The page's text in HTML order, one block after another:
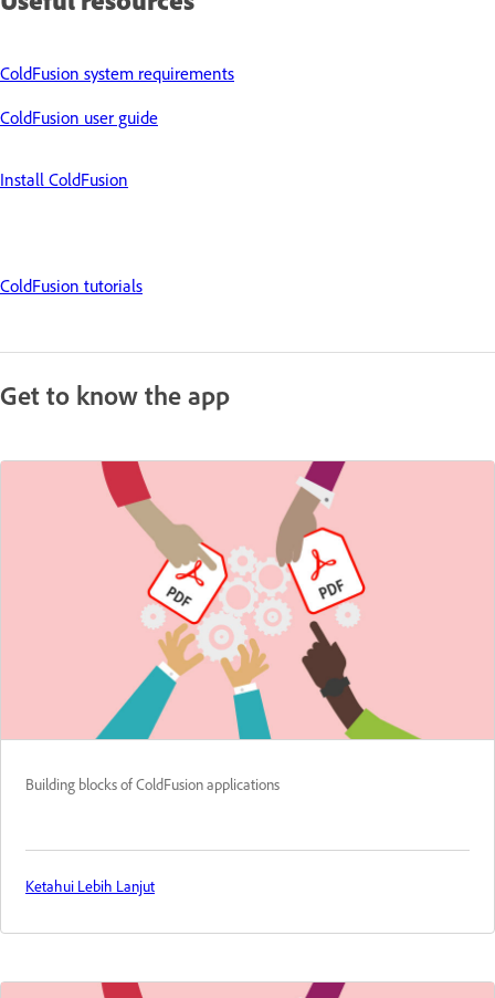
ColdFusion system requirements
ColdFusion user guide
Install ColdFusion
ColdFusion tutorials
Get to know the app
Building blocks of ColdFusion applications
Ketahui Lebih Lanjut